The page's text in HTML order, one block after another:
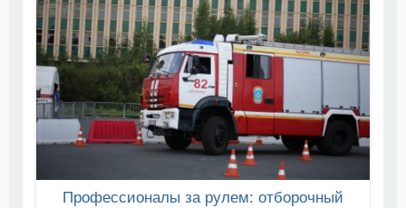
Профессионалы за рулем: отборочный